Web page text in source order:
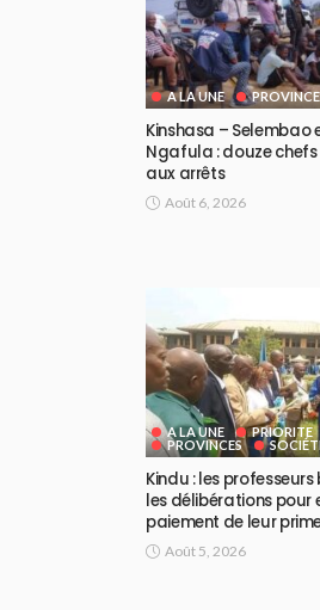
A LA UNE
Kinshasa – Selembao
Ngafula : douze
aux arrêts
Août 6, 2026
A LA UNE
PRIORITE
PROVINCES
Kindu : les
les délibérations pour
paiement de leur
Août 5, 2026